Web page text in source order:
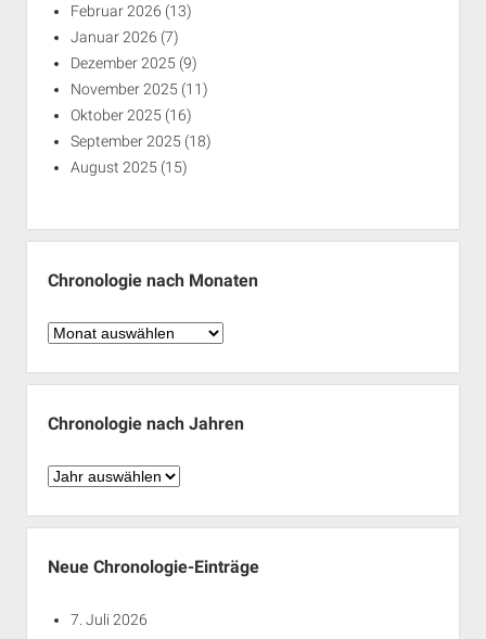
Februar 2026 (13)
Januar 2026 (7)
Dezember 2025 (9)
November 2025 (11)
Oktober 2025 (16)
September 2025 (18)
August 2025 (15)
Chronologie nach Monaten
Chronologie
Monaten
Chronologie nach Jahren
Chronologie
Jahren
Neue Chronologie-Einträge
7. Juli 2026